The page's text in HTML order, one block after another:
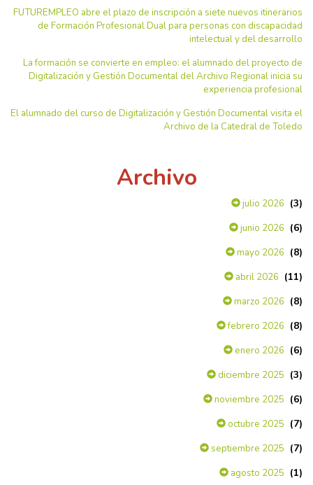
FUTUREMPLEO abre el plazo de inscripción a siete nuevos itinerarios
de Formación Profesional Dual para personas con discapacidad
intelectual y del desarrollo
La formación se convierte en empleo: el alumnado del proyecto de
Digitalización y Gestión Documental del Archivo Regional inicia su
experiencia profesional
El alumnado del curso de Digitalización y Gestión Documental visita el
Archivo de la Catedral de Toledo
Archivo
julio 2026 (3)
junio 2026 (6)
mayo 2026 (8)
abril 2026 (11)
marzo 2026 (8)
febrero 2026 (8)
enero 2026 (6)
diciembre 2025 (3)
noviembre 2025 (6)
octubre 2025 (7)
septiembre 2025 (7)
agosto 2025 (1)